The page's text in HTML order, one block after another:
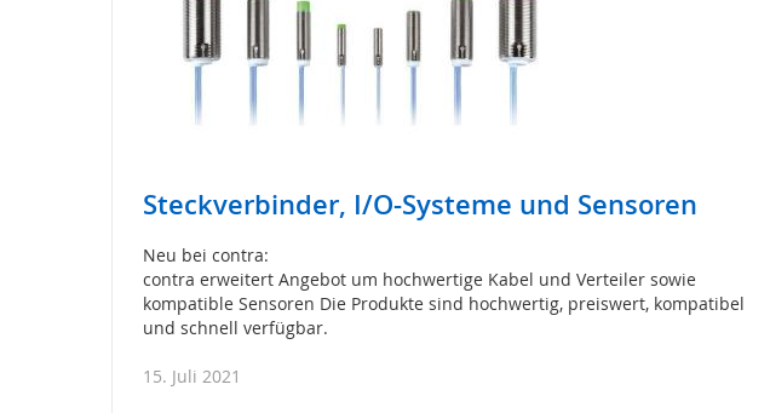
Signalübertragungssystem
Sicherheitstorsteuerungen
News
Downloads
Veranstaltungen
Unternehmen
Steckverbinder, I/O-Systeme und Sensoren
Neu bei contra:
contra erweitert Angebot um hochwertige Kabel und Verteiler sowie
kompatible Sensoren Die Produkte sind hochwertig, preiswert, kompatibel
und schnell verfügbar.
15. Juli 2021